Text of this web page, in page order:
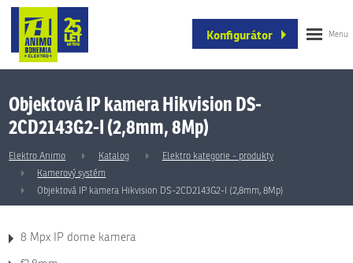
Konfigurátor
Objektová IP kamera Hikvision DS-
2CD2143G2-I (2,8mm, 8Mp)
Elektro Animo Katalog
Elektro kategorie - produkty
Kamerový systém
Objektová IP kamera Hikvision DS-2CD2143G2-I (2,8mm, 8Mp)
8 Mpx IP dome kamera